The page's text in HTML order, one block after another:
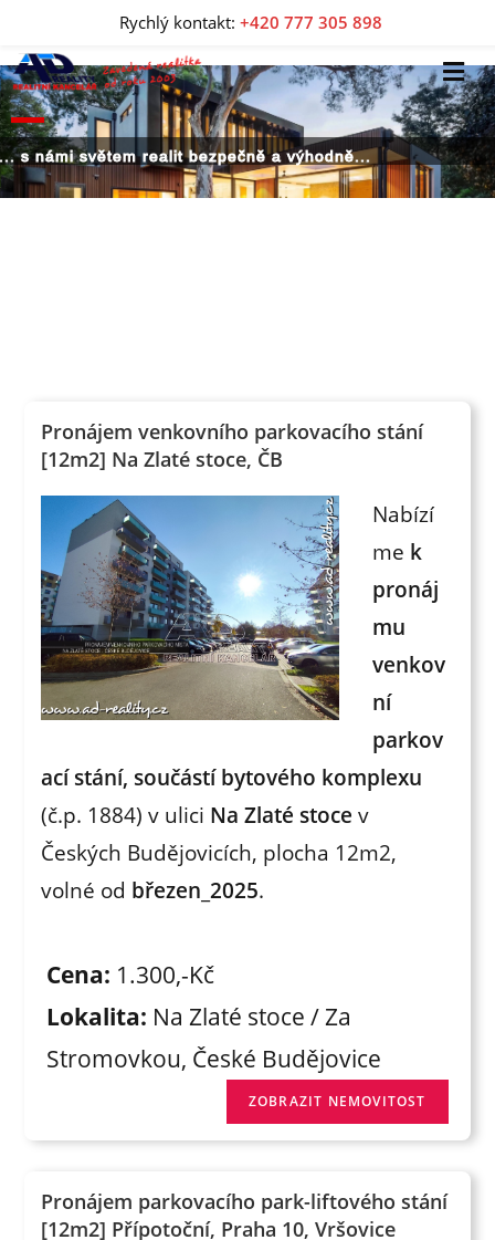
s námi světem realit bezpečně a výhodně...
Pronájem venkovního parkovacího stání
[12m2] Na Zlaté stoce, ČB
Nabízí
me k
pronáj
mu
venkov
ní
parkov
ací stání, součástí bytového komplexu
(č.p. 1884) v ulici Na Zlaté stoce v
Českých Budějovicích, plocha 12m2,
volné od březen_2025.
Cena: 1.300,-Kč
Lokalita: Na Zlaté stoce / Za
Stromovkou, České Budějovice
Pronájem parkovacího park-liftového stání
[12m2] Přípotoční, Praha 10, Vršovice
Rychlý kontakt: +420 777 305 898